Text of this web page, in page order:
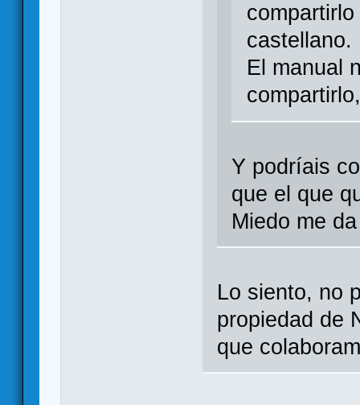
castellano.
El manual
Y podríais
que el que
Miedo me
Lo siento, no
propiedad de
que